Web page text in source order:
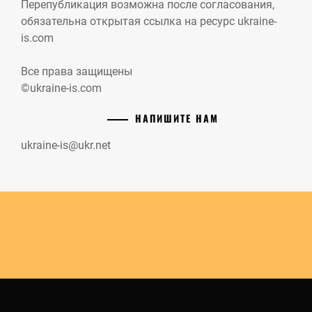
Перепубликация возможна после согласования,
обязательна открытая ссылка на ресурс ukraine-
is.com
Все права защищены
©ukraine-is.com
НАПИШИТЕ НАМ
ukraine-is@ukr.net